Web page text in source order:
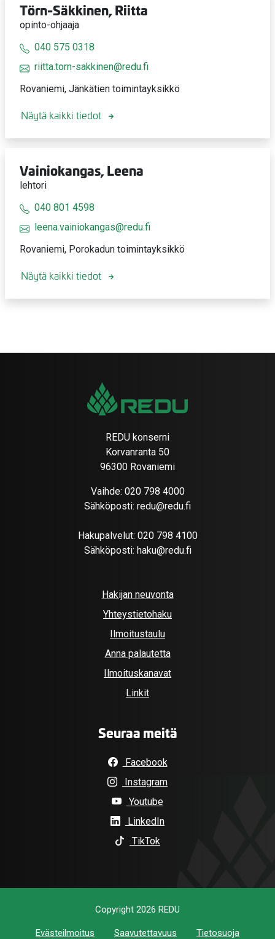
Törn-Säkkinen, Riitta
opinto-ohjaaja
040 575 0318
riitta.torn-sakkinen@redu.fi
Rovaniemi, Jänkätien toimintayksikkö
Näytä kaikki tiedot
Vainiokangas, Leena
lehtori
040 801 4598
leena.vainiokangas@redu.fi
Rovaniemi, Porokadun toimintayksikkö
Näytä kaikki tiedot
REDU konserni
Korvanranta 50
96300 Rovaniemi
Vaihde: 020 798 4000
Sähköposti: redu@redu.fi
Hakupalvelut: 020 798 4100
Sähköposti: haku@redu.fi
Hakijan neuvonta
Yhteystietohaku
Ilmoitustaulu
Anna palautetta
Ilmoituskanavat
Linkit
Seuraa meitä
Facebook
Instagram
Youtube
LinkedIn
TikTok
Copyright 2026 REDU
Evästeilmoitus Saavutettavuus Tietosuoja